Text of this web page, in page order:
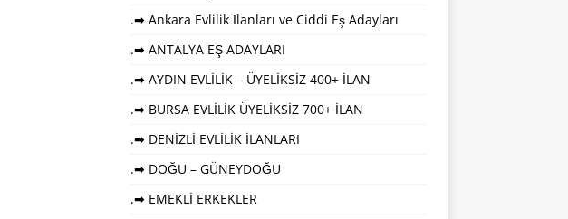
.➡ Ankara Evlilik İlanları ve Ciddi Eş Adayları
.➡ ANTALYA EŞ ADAYLARI
.➡ AYDIN EVLİLİK – ÜYELİKSİZ 400+ İLAN
.➡ BURSA EVLİLİK ÜYELİKSİZ 700+ İLAN
.➡ DENİZLİ EVLİLİK İLANLARI
.➡ DOĞU – GÜNEYDOĞU
.➡ EMEKLİ ERKEKLER